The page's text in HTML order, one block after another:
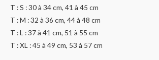
T : S : 30 à 34 cm, 41 à 45 cm
T : M : 32 à 36 cm, 44 à 48 cm
T : L : 37 à 41 cm, 51 à 55 cm
T : XL : 45 à 49 cm, 53 à 57 cm